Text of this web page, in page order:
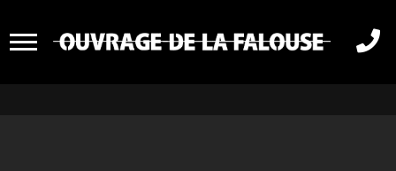

HISTORISCHE